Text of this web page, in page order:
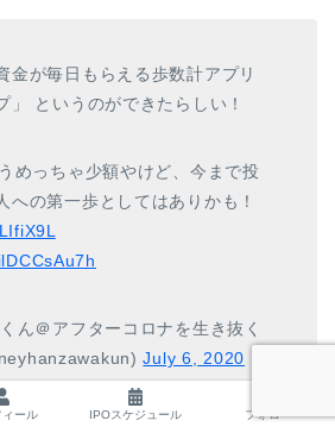
金が毎日もらえる歩数計アプリ
」 というのができたらしい！
めっちゃ少額やけど、今まで投
への第一歩としてはありかも！
ん＠アフターコロナを生き抜く
July 6, 2020
ィール IPOスケジュール フォロー